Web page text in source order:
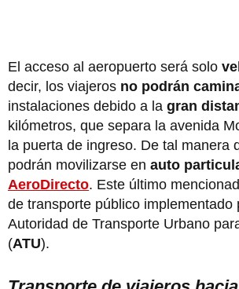
El acceso al aeropuerto será solo
decir, los viajeros no podrán
instalaciones debido a la gran
kilómetros, que separa la avenida
la puerta de ingreso. De tal manera
podrán movilizarse en auto
AeroDirecto. Este último
de transporte público implementado
Autoridad de Transporte Urbano
(ATU).